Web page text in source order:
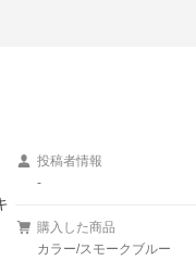
投稿者情報
-
購入した商品
カラー/スモークブルー